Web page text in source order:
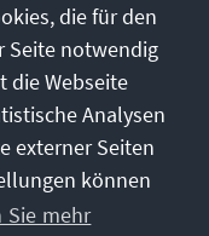
die für den
Seite notwendig
die Webseite
Analysen
externer Seiten
können
Sie mehr